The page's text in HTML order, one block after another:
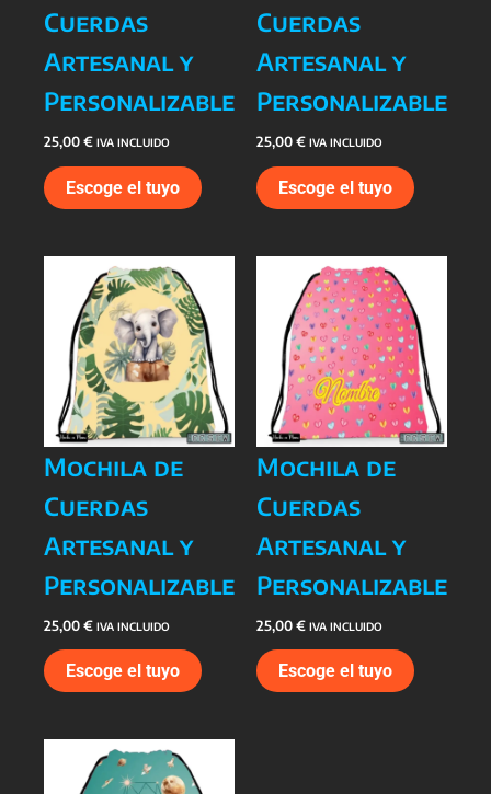
Cuerdas
Artesanal y
Personalizable
25,00€ IVA INCLUIDO
Escoge el tuyo
Cuerdas
Artesanal y
Personalizable
25,00€ IVA INCLUIDO
Escoge el tuyo
Mochila de
Cuerdas
Artesanal y
Personalizable
25,00€ IVA INCLUIDO
Escoge el tuyo
Mochila de
Cuerdas
Artesanal y
Personalizable
25,00€ IVA INCLUIDO
Escoge el tuyo